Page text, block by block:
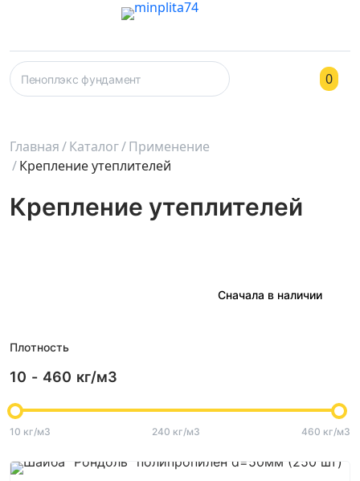
0
Главная Каталог Применение
Крепление утеплителей
Крепление утеплителей
Плотность
10 - 460 кг/м3
10 кг/м3 240 кг/м3 460 кг/м3